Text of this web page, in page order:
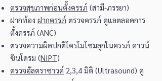
ตรวจสุขภาพก่อนตั้งครรภ์ (สามี-ภรรยา)
ฝากท้อง ฝากครรภ์ ตรวจครรภ์ ดูแลตลอดการ
ตั้งครรภ์ (ANC)
ตรวจความผิดปกติโครโมโซมลูกในครรภ์ ดาวน์
ซินโดรม (NIPT)
ตรวจอัลตราซาวด์ 2,3,4 มิติ (Ultrasound) ดู